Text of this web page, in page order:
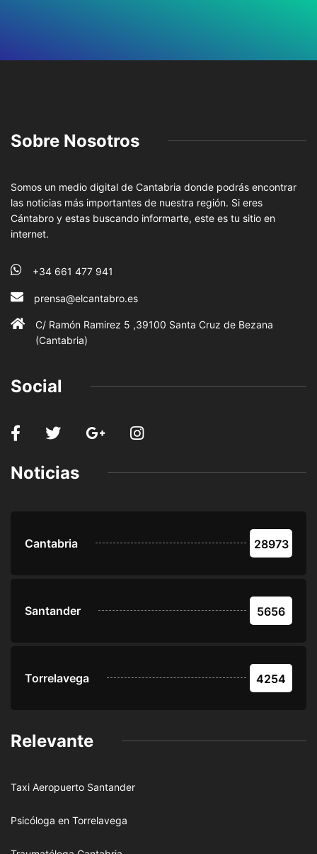
Sobre Nosotros
Somos un medio digital de Cantabria donde podrás encontrar
las noticias más importantes de nuestra región. Si eres
Cántabro y estas buscando informarte, este es tu sitio en
internet.
+34 661 477 941
prensa@elcantabro.es
C/ Ramón Ramirez 5 ,39100 Santa Cruz de Bezana
(Cantabria)
Social
Noticias
Cantabria 28973
Santander 5656
Torrelavega 4254
Relevante
Taxi Aeropuerto Santander
Psicóloga en Torrelavega